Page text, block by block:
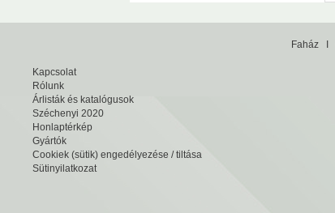
FaházI
Kapcsolat
Rólunk
Árlisták és katalógusok
Széchenyi 2020
Honlaptérkép
Gyártók
Cookiek (sütik) engedélyezése / tiltása
Sütinyilatkozat